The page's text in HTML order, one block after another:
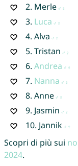
2. Merle
3. Luca
4. Alva
5. Tristan
6. Andrea
7. Nanna
8. Anne
9. Jasmin
10. Jannik
Scopri di più sui
2024.